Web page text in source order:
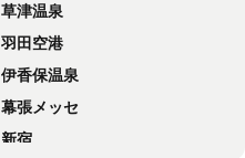
佐原北ホテル
ビジネスホテルアネックス
旅館 一蘭荘
Kitaura Horai Onsen Tsururun Spa & Inn
Hotel Shin Makomo - Vacation Stay 32738v
草津温泉
羽田空港
伊香保温泉
幕張メッセ
新宿